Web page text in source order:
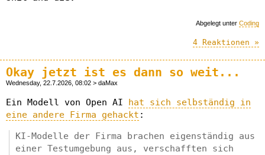
Abgelegt unter Coding
4 Reaktionen »
Okay jetzt ist es dann so weit...
Wednesday, 22.7.2026, 08:02 > daMax
Ein Modell von Open AI
hat sich selbständig in
eine andere Firma gehackt :
KI-Modelle der Firma brachen eigenständig aus
einer Testumgebung aus, verschafften sich